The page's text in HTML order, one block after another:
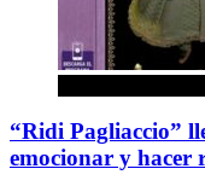
“Ridi Pagliaccio”
emocionar y hacer